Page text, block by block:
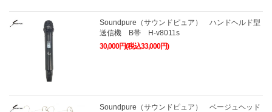
Soundpure（サウンドピュア） ハンドヘルド型
送信機 B帯 H-v8011s
30,000円(税込33,000円)
Soundpure（サウンドピュア） ベージュヘッド